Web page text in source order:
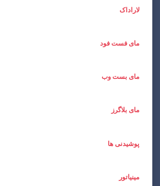
لاراداک
مای فست فود
مای بست وب
مای بلاگرز
پوشیدنی ها
مینیاتور